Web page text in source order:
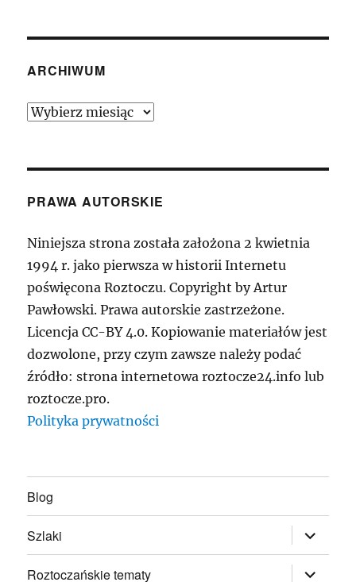
ARCHIWUM
Archiwum
PRAWA AUTORSKIE
Niniejsza strona została założona 2 kwietnia
1994 r. jako pierwsza w historii Internetu
poświęcona Roztoczu. Copyright by Artur
Pawłowski. Prawa autorskie zastrzeżone.
Licencja CC-BY 4.0. Kopiowanie materiałów jest
dozwolone, przy czym zawsze należy podać
źródło: strona internetowa roztocze24.info lub
roztocze.pro.
Polityka prywatności
Blog
Szlaki rozwiń
menu
potomne
Roztoczańskie tematy
rozwiń